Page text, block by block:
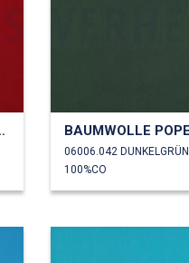
06006.042 DUNKELGRÜN
100%CO